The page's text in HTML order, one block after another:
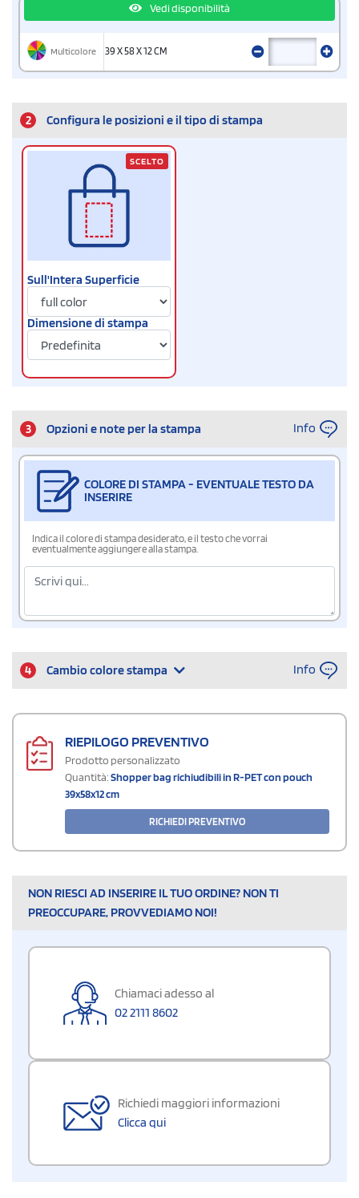
Vedi disponibilità
Multicolore 39 X 58 X 12 CM
2 Configura le posizioni e il tipo di stampa
Sull'Intera Superficie
Dimensione di stampa
SCELTO
3 Opzioni e note per la stampa Info
COLORE DI STAMPA - EVENTUALE TESTO DA
INSERIRE
Indica il colore di stampa desiderato, e il testo che vorrai
eventualmente aggiungere alla stampa.
4 Cambio colore stampa Info
RIEPILOGO PREVENTIVO
Prodotto personalizzato
Quantità:Shopper bag richiudibili in R-PET con pouch
39x58x12 cm
RICHIEDI PREVENTIVO
NON RIESCI AD INSERIRE IL TUO ORDINE? NON TI
PREOCCUPARE, PROVVEDIAMO NOI!
Chiamaci adesso al
02 2111 8602
Richiedi maggiori informazioni
Clicca qui